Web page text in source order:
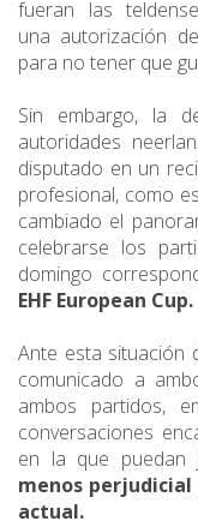
fueran las
una autorización
para no tener que
Sin embargo, la
autoridades
disputado en un
profesional, como
cambiado el
celebrarse los
domingo
EHF European Cup.
Ante esta situación
comunicado a
ambos partidos,
conversaciones
en la que puedan
menos
actual.